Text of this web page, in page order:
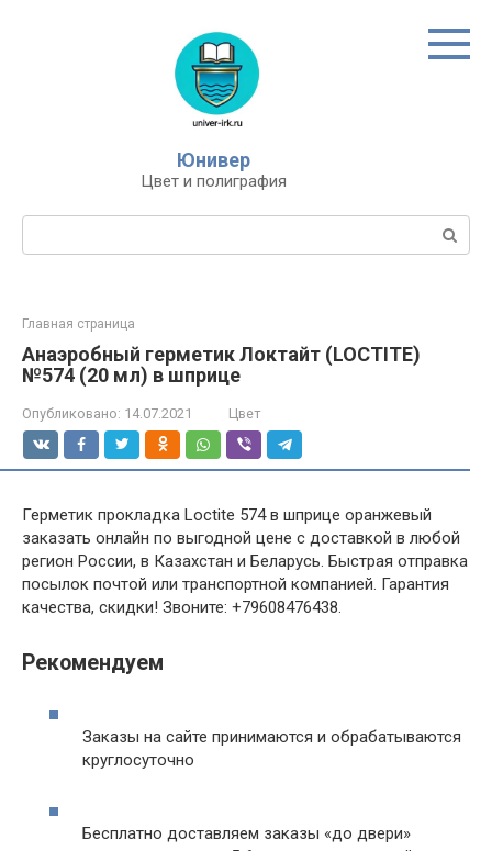
Юнивер
Цвет и полиграфия
Главная страница
Анаэробный герметик Локтайт (LOCTITE)
№574 (20 мл) в шприце
Опубликовано: 14.07.2021 Цвет
Герметик прокладка Loctite 574 в шприце оранжевый
заказать онлайн по выгодной цене с доставкой в любой
регион России, в Казахстан и Беларусь. Быстрая отправка
посылок почтой или транспортной компанией. Гарантия
качества, скидки! Звоните: +79608476438.
Рекомендуем
Заказы на сайте принимаются и обрабатываются
круглосуточно
Бесплатно доставляем заказы «до двери»